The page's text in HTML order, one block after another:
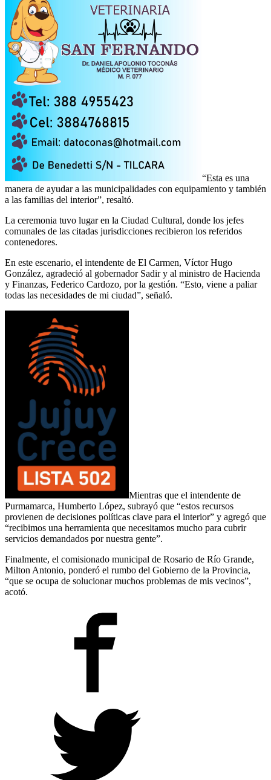
“Esta es una
manera de ayudar a las municipalidades con equipamiento y también
a las familias del interior”, resaltó.
La ceremonia tuvo lugar en la Ciudad Cultural, donde los jefes
comunales de las citadas jurisdicciones recibieron los referidos
contenedores.
En este escenario, el intendente de El Carmen, Víctor Hugo
González, agradeció al gobernador Sadir y al ministro de Hacienda
y Finanzas, Federico Cardozo, por la gestión. “Esto, viene a paliar
todas las necesidades de mi ciudad”, señaló.
Mientras que el intendente de
Purmamarca, Humberto López, subrayó que “estos recursos
provienen de decisiones políticas clave para el interior” y agregó que
“recibimos una herramienta que necesitamos mucho para cubrir
servicios demandados por nuestra gente”.
Finalmente, el comisionado municipal de Rosario de Río Grande,
Milton Antonio, ponderó el rumbo del Gobierno de la Provincia,
“que se ocupa de solucionar muchos problemas de mis vecinos”,
acotó.